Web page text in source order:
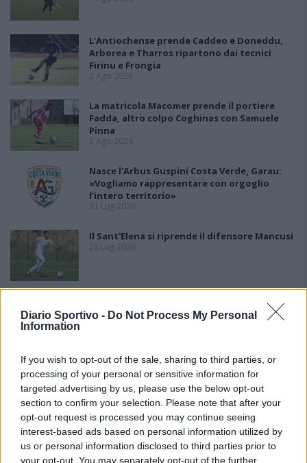
Diario Sportivo - Do Not Process My Personal
Information
If you wish to opt-out of the sale, sharing to third parties, or
processing of your personal or sensitive information for
targeted advertising by us, please use the below opt-out
section to confirm your selection. Please note that after your
opt-out request is processed you may continue seeing
interest-based ads based on personal information utilized by
us or personal information disclosed to third parties prior to
your opt-out. You may separately opt-out of the further
L'Antiochense prende Caddeo e Doneddu,
Arborea e Tharros ripartono dai tecnici
Firinu e Frongia
2 Ago 2026
La matricola Macomer prende il portiere
Fadda, altro colpo Coghinas con Samuele
Pinna
2 Ago 2026
Nasce l'Arbus Guspini Costa Verde, Garau:
«Vogliamo rappresentare con orgoglio
l’intero territorio»
31 Lug 2026
Il Sant'Elena si riprende il difensore Mancusi
28 Lug 2026
Al Castiadas tornano Caboni e Melis, l'Uta
Calcio prende anche Atzori e Siddu